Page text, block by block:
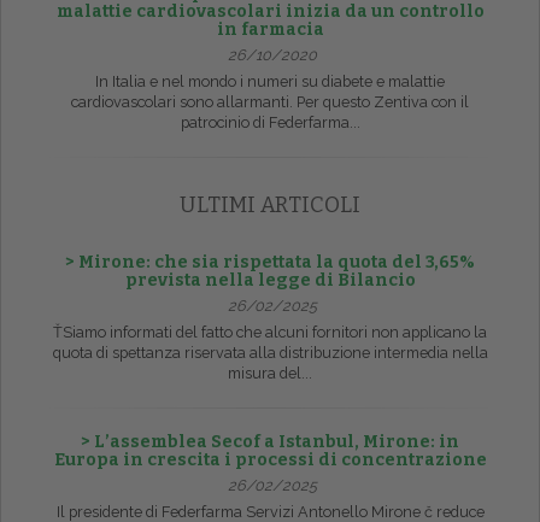
malattie cardiovascolari inizia da un controllo
in farmacia
26/10/2020
In Italia e nel mondo i numeri su diabete e malattie
cardiovascolari sono allarmanti. Per questo Zentiva con il
patrocinio di Federfarma...
ULTIMI ARTICOLI
> Mirone: che sia rispettata la quota del 3,65%
prevista nella legge di Bilancio
26/02/2025
ŤSiamo informati del fatto che alcuni fornitori non applicano la
quota di spettanza riservata alla distribuzione intermedia nella
misura del...
> L’assemblea Secof a Istanbul, Mirone: in
Europa in crescita i processi di concentrazione
26/02/2025
Il presidente di Federfarma Servizi Antonello Mirone č reduce